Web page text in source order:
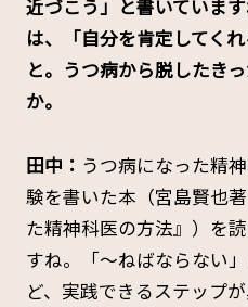
近づこう」と書いていま
は、「自分を肯定してく
と。うつ病から脱したき
か。
田中： うつ病になった精
験を書いた本（宮島賢也
た精神科医の方法』）を
すね。「～ねばならない
ど、実践できるステップ